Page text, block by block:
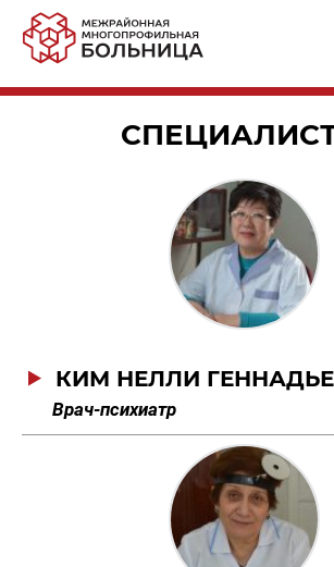
КИМ НЕЛЛИ
Врач-психиатр